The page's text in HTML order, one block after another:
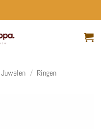
Juwelen / Ringen